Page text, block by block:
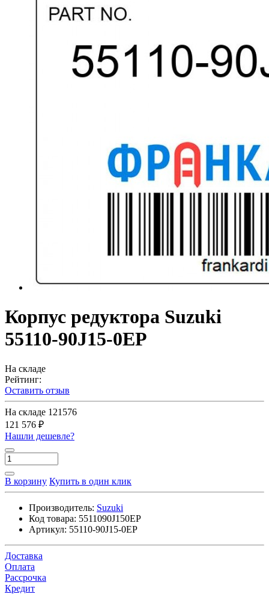
Корпус редуктора Suzuki
55110-90J15-0EP
На складе
Рейтинг:
Оставить отзыв
На складе 121576
121 576 ₽
Нашли дешевле?
В корзину Купить в один клик
Производитель: Suzuki
Код товара: 5511090J150EP
Артикул: 55110-90J15-0EP
Доставка
Оплата
Рассрочка
Кредит